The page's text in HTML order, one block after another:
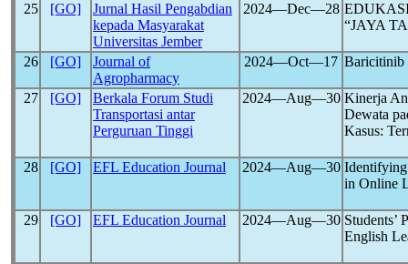
25
[GO]
Jurnal Hasil Pengabdian
kepada Masyarakat
Universitas Jember
2024―Dec―28
“JAYA
26 [GO]
Journal of
Agropharmacy
2024―Oct―17 Baricitinib
27 [GO]
Berkala Forum Studi
Transportasi antar
Perguruan Tinggi
2024―Aug―30 Kinerja
Dewata
Kasus:
28 [GO] EFL Education Journal 2024―Aug―30
in Online
29 [GO] EFL Education Journal 2024―Aug―30 Students’
English